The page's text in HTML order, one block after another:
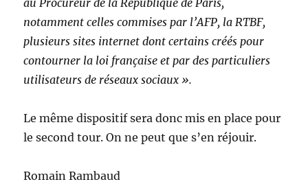
au Procureur de la République de Paris,
notamment celles commises par l’AFP, la RTBF,
plusieurs sites internet dont certains créés pour
contourner la loi française et par des particuliers
utilisateurs de réseaux sociaux ».
Le même dispositif sera donc mis en place pour
le second tour. On ne peut que s’en réjouir.
Romain Rambaud